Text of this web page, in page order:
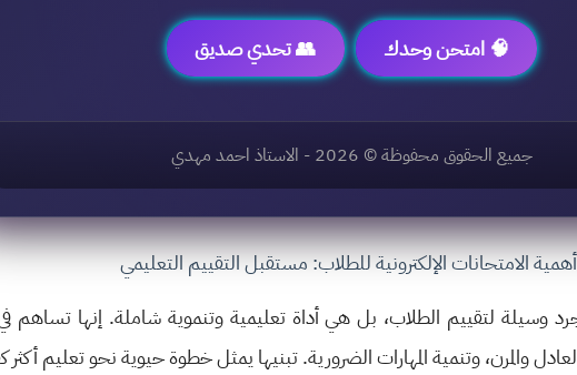
🧠 امتحن وحدك 👥 تحدي صديق
جميع الحقوق محفوظة © 2026 - الاستاذ احمد مهدي
أهمية الامتحانات الإلكترونية للطلاب: مستقبل التقييم التعليمي
وسيلة لتقييم الطلاب، بل هي أداة تعليمية وتنموية شاملة. إنها تساهم
والمرن، وتنمية المهارات الضرورية. تبنيها يمثل خطوة حيوية نحو تعليم أكثر